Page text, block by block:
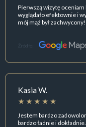
Pierwszą wizytę oceniam
wyglądało efektownie i
mój mąż był zachwycony!
Źródło:
Kasia W.
Jestem bardzo
bardzo ładnie i